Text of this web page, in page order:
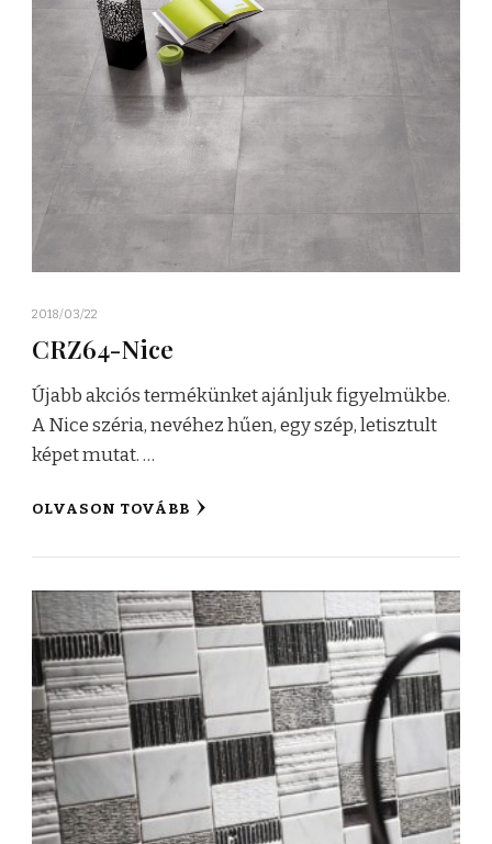
2018/03/22
CRZ64-Nice
Újabb akciós termékünket ajánljuk figyelmükbe.
A Nice széria, nevéhez hűen, egy szép, letisztult
képet mutat. …
OLVASON TOVÁBB